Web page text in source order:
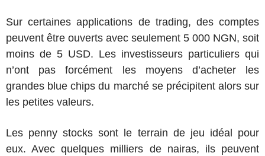
Sur certaines applications de trading, des comptes
peuvent être ouverts avec seulement 5 000 NGN, soit
moins de 5 USD. Les investisseurs particuliers qui
n’ont pas forcément les moyens d’acheter les
grandes blue chips du marché se précipitent alors sur
les petites valeurs.
Les penny stocks sont le terrain de jeu idéal pour
eux. Avec quelques milliers de nairas, ils peuvent